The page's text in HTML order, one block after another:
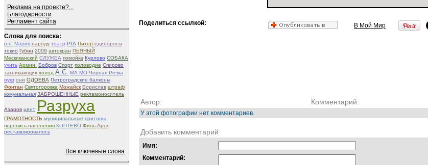
Реклама на проекте?...
Благодарности
Регламент сайта
Слова для поиска:
р.п. Мария народу театр РГА Питер единоросы
токио Губин 2009 автокран ПЬЯНЫЙ
Мескиканский СЛУЖБА помойка Курлово СОБАКА
учить Армии. Бобров Спорт половодие Спирово
загнивающих холод А.С. МА МО Черная Речка
оукз они ОДОЕВА Петроградские балконы
Фонтан Святогоровка Можайск Борислав штраф
комунальная ЗАБРОШЕННЫЕ рекламоноситель
Азаров цент Разруха
ГРАМОТНОСТЬ муниципальные притоны
перепись-населения КОПТЕВО Филь Арск
реставрировалось
Все ключевые слова
Поделиться ссылкой: В Мой Мир
Автор: Комментарий:
У этой фотографии нет комментариев.
Добавить комментарий
Имя:
Комментарий: